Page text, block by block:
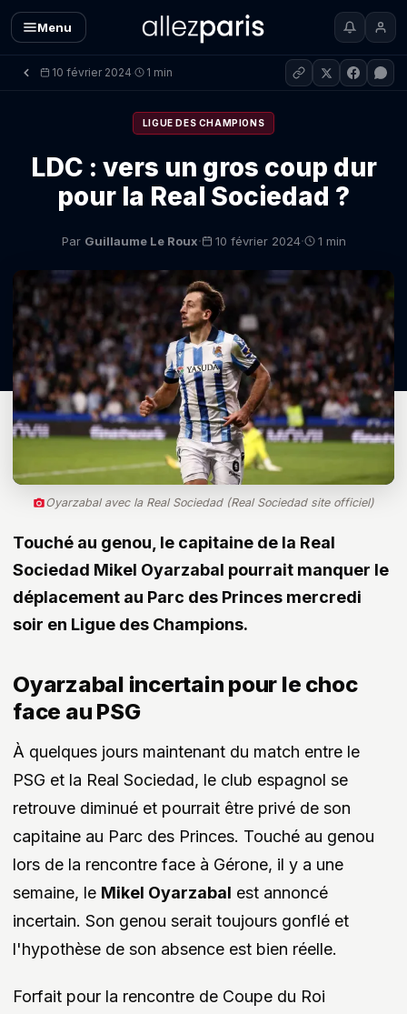
Menu
10 février 2024· 1 min
LIGUE DES CHAMPIONS
LDC : vers un gros coup dur
pour la Real Sociedad ?
Par Guillaume Le Roux· 10 février 2024· 1 min
Oyarzabal avec la Real Sociedad (Real Sociedad site officiel)
Touché au genou, le capitaine de la Real
Sociedad Mikel Oyarzabal pourrait manquer le
déplacement au Parc des Princes mercredi
soir en Ligue des Champions.
Oyarzabal incertain pour le choc
face au PSG
À quelques jours maintenant du match entre le
PSG et la Real Sociedad, le club espagnol se
retrouve diminué et pourrait être privé de son
capitaine au Parc des Princes. Touché au genou
lors de la rencontre face à Gérone, il y a une
semaine, le Mikel Oyarzabal est annoncé
incertain. Son genou serait toujours gonflé et
l'hypothèse de son absence est bien réelle.
Forfait pour la rencontre de Coupe du Roi